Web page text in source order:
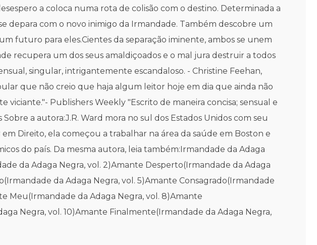
a coloca numa rota de colisão com o destino. Determinada a
depara com o novo inimigo da Irmandade. Também descobre um
futuro para eles.Cientes da separação iminente, ambos se unem
recupera um dos seus amaldiçoados e o mal jura destruir a todos
singular, intrigantemente escandaloso. - Christine Feehan,
que não creio que haja algum leitor hoje em dia que ainda não
Publishers Weekly "Escrito de maneira concisa; sensual e
a autora:J.R. Ward mora no sul dos Estados Unidos com seu
Direito, ela começou a trabalhar na área da saúde em Boston e
do país. Da mesma autora, leia também:Irmandade da Adaga
da Adaga Negra, vol. 2)Amante Desperto(Irmandade da Adaga
da Adaga Negra, vol. 5)Amante Consagrado(Irmandade
Meu(Irmandade da Adaga Negra, vol. 8)Amante
Negra, vol. 10)Amante Finalmente(Irmandade da Adaga Negra,